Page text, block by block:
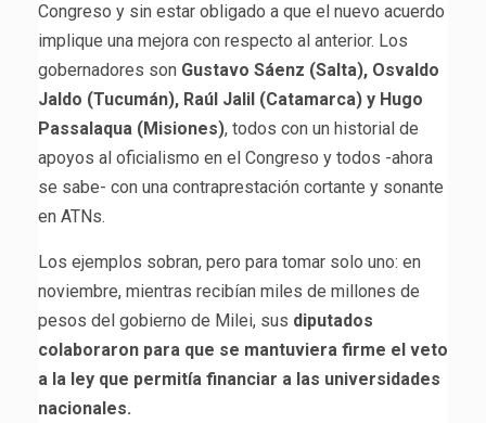
Congreso y sin estar obligado a que el nuevo acuerdo
implique una mejora con respecto al anterior. Los
gobernadores son Gustavo Sáenz (Salta), Osvaldo
Jaldo (Tucumán), Raúl Jalil (Catamarca) y Hugo
Passalaqua (Misiones), todos con un historial de
apoyos al oficialismo en el Congreso y todos -ahora
se sabe- con una contraprestación cortante y sonante
en ATNs.
Los ejemplos sobran, pero para tomar solo uno: en
noviembre, mientras recibían miles de millones de
pesos del gobierno de Milei, sus diputados
colaboraron para que se mantuviera firme el veto
a la ley que permitía financiar a las universidades
nacionales.